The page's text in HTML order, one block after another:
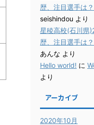
歴、注目選手は
seishindou より
星稜高校(石川県
歴、注目選手は
あんな より
Hello world! に
より
アーカイブ
2020年10月